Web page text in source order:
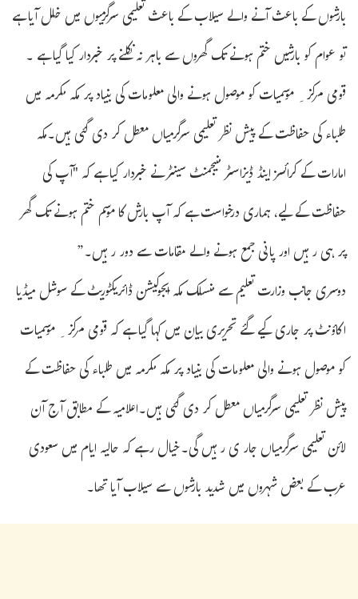
بارشوں کے باعث آنے والے سیلاب کے باعث تعلیمی سرگرمیوں میں خلل آیا ہے
تو عوام کو بارشیں ختم ہونے تک گھروں سے باہر نہ نکلنے پر خبردار کیا گیا ہے ۔
قومی مرکز ِ موسمیات کو موصول ہونے والی معلومات کی بنیاد پر مکہ مکرمہ میں
طلباء کی حفاظت کے پیش نظر تعلیمی سرگرمیاں معطل کر دی گئی ہیں۔مکہ
امارات کے کرائسز اینڈ ڈیزاسٹر منیجمنٹ سینٹر نے خبردار کیا ہے کہ "آپ کی
حفاظت کے لیے، ہماری درخواست ہے کہ آپ بارش کا موسم ختم ہونے تک گھر
پر ہی رہیں اور پانی جمع ہونے والے مقامات سے دور رہیں۔”
دوسری جانب وزارت تعلیم سے منسلک مکہ ایجوکیشن ڈائریکٹوریٹ کے سوشل میڈیا
اکاؤنٹ پر جاری کیے گئے تحریری بیان میں کہا گیا ہے کہ قومی مرکز ِ موسمیات
کو موصول ہونے والی معلومات کی بنیاد پر مکہ مکرمہ میں طلباء کی حفاظت کے
پیش نظر تعلیمی سرگرمیاں معطل کر دی گئی ہیں۔اعلامیہ کے مطابق آج آن
لائن تعلیمی سرگرمیاں جار ی رہیں گی۔خیال رہے کہ حالیہ ایام میں سعودی
عرب کے بعض شہروں میں شدید بارشوں سے سیلاب آیا تھا۔